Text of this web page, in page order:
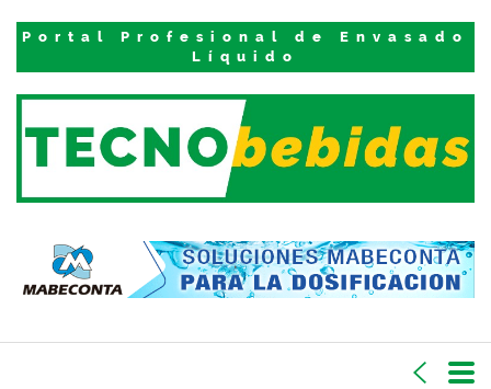
Portal Profesional de Envasado
Líquido